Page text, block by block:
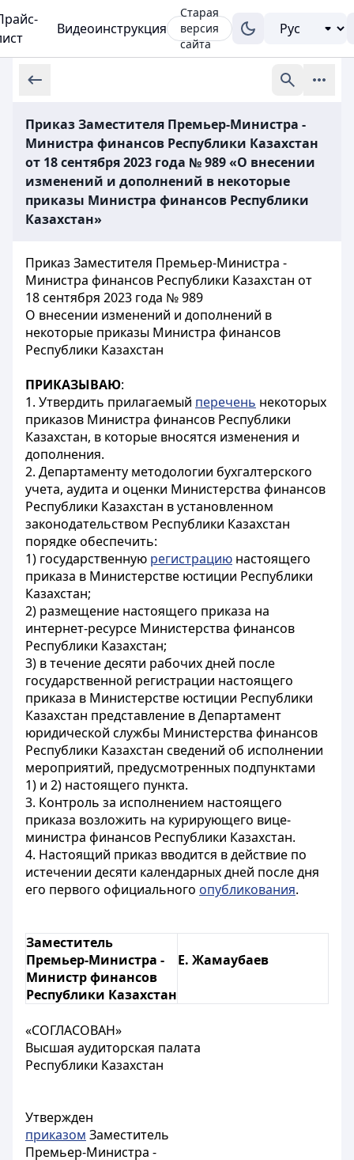
Видеоинструкция
Старая
версия
сайта
Приказ Заместителя Премьер-Министра -
Министра финансов Республики Казахстан
от 18 сентября 2023 года № 989 «О внесении
изменений и дополнений в некоторые
приказы Министра финансов Республики
Казахстан»
Приказ Заместителя Премьер-Министра -
Министра финансов Республики Казахстан от
18 сентября 2023 года № 989
О внесении изменений и дополнений в
некоторые приказы Министра финансов
Республики Казахстан
ПРИКАЗЫВАЮ:
1. Утвердить прилагаемый перечень некоторых
приказов Министра финансов Республики
Казахстан, в которые вносятся изменения и
дополнения.
2. Департаменту методологии бухгалтерского
учета, аудита и оценки Министерства финансов
Республики Казахстан в установленном
законодательством Республики Казахстан
порядке обеспечить:
1) государственную регистрацию настоящего
приказа в Министерстве юстиции Республики
Казахстан;
2) размещение настоящего приказа на
интернет-ресурсе Министерства финансов
Республики Казахстан;
3) в течение десяти рабочих дней после
государственной регистрации настоящего
приказа в Министерстве юстиции Республики
Казахстан представление в Департамент
юридической службы Министерства финансов
Республики Казахстан сведений об исполнении
мероприятий, предусмотренных подпунктами
1) и 2) настоящего пункта.
3. Контроль за исполнением настоящего
приказа возложить на курирующего вице-
министра финансов Республики Казахстан.
4. Настоящий приказ вводится в действие по
истечении десяти календарных дней после дня
его первого официального опубликования.
Заместитель
Премьер-Министра -
Министр финансов
Республики Казахстан
Е. Жамаубаев
«СОГЛАСОВАН»
Высшая аудиторская палата
Республики Казахстан
Утвержден
приказом Заместитель
Премьер-Министра -